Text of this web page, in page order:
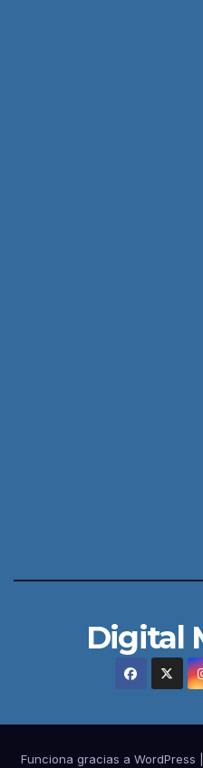
Digital
Funciona gracias a WordPress